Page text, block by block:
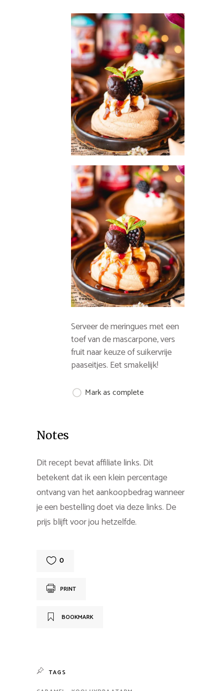
Serveer de meringues met een
toef van de mascarpone, vers
fruit naar keuze of suikervrije
paaseitjes. Eet smakelijk!
Mark as complete
Notes
Dit recept bevat affiliate links. Dit
betekent dat ik een klein percentage
ontvang van het aankoopbedrag wanneer
je een bestelling doet via deze links. De
prijs blijft voor jou hetzelfde.
0
PRINT
BOOKMARK
TAGS